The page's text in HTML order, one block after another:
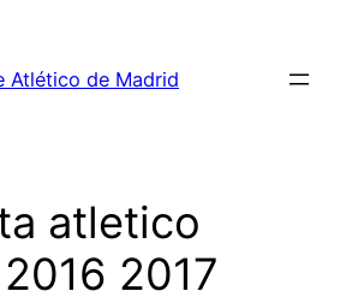
Atlético de Madrid
atletico
2017